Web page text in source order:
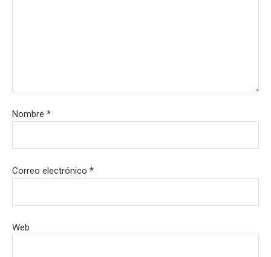
Nombre *
Correo electrónico *
Web